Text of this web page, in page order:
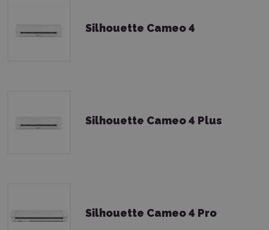
Silhouette Cameo 4
Silhouette Cameo 4 Plus
Silhouette Cameo 4 Pro